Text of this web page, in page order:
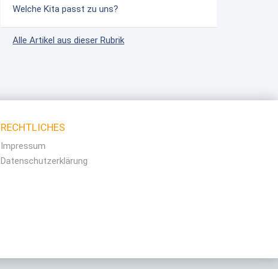
Welche Kita passt zu uns?
Alle Artikel aus dieser Rubrik
RECHTLICHES
Impressum
Datenschutzerklärung